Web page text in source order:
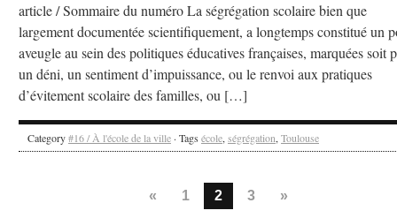
article / Sommaire du numéro La ségrégation scolaire bien que
largement documentée scientifiquement, a longtemps constitué un
aveugle au sein des politiques éducatives françaises, marquées soit
un déni, un sentiment d’impuissance, ou le renvoi aux pratiques
d’évitement scolaire des familles, ou […]
Category#16 / À l'école de la ville · Tags école, ségrégation, Toulouse
« 1 2 3 »